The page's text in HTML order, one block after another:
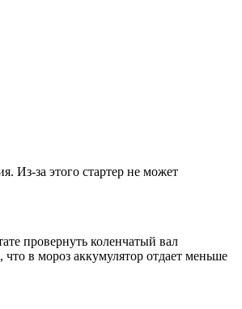
Из-за этого стартер не может
провернуть коленчатый вал
в мороз аккумулятор отдает меньше